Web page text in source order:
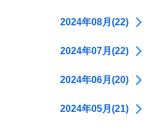
2024年08月(22)
2024年07月(22)
2024年06月(20)
2024年05月(21)